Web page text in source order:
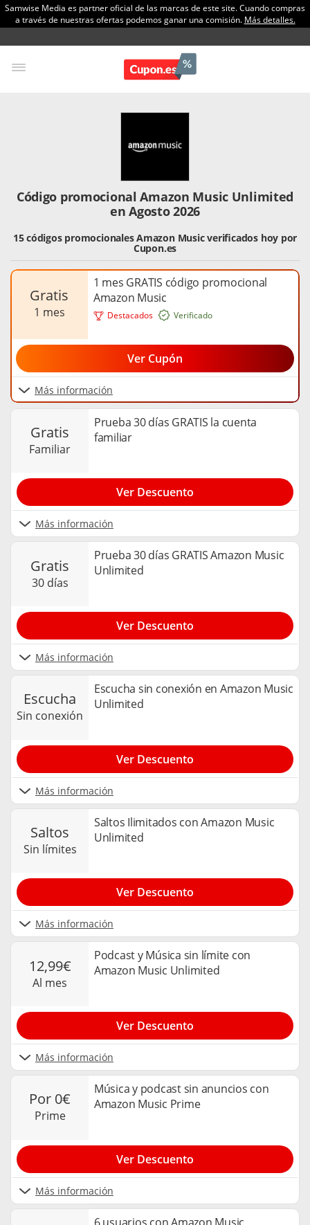
Samwise Media es partner oficial de las marcas de este site. Cuando compras
a través de nuestras ofertas podemos ganar una comisión. Más detalles.
Código promocional Amazon Music Unlimited
en Agosto 2026
15 códigos promocionales Amazon Music verificados hoy por
Cupon.es
Destacados
gratis
1 mes
1 mes GRATIS código promocional
Amazon Music
Más información
Verificado
Ver Cupón
gratis
familiar
Prueba 30 días GRATIS la cuenta
familiar
Más información
Ver Descuento
gratis
30 días
Prueba 30 días GRATIS Amazon Music
Unlimited
Más información
Ver Descuento
escucha
sin conexión
Escucha sin conexión en Amazon Music
Unlimited
Más información
Ver Descuento
saltos
sin límites
Saltos Ilimitados con Amazon Music
Unlimited
Más información
Ver Descuento
12,99€
al mes
Podcast y Música sin límite con
Amazon Music Unlimited
Más información
Ver Descuento
por 0€
prime
Música y podcast sin anuncios con
Amazon Music Prime
Más información
Ver Descuento